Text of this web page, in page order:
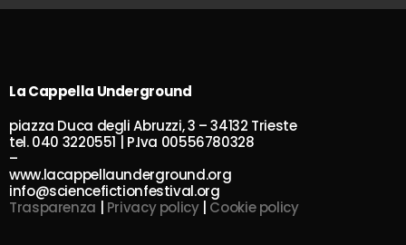
La Cappella Underground
piazza Duca degli Abruzzi, 3 – 34132 Trieste
tel. 040 3220551 | P.Iva 00556780328
–
www.lacappellaunderground.org
info@sciencefictionfestival.org
Trasparenza | Privacy policy| Cookie policy